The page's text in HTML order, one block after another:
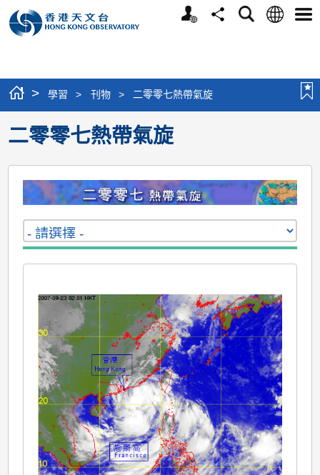
個
分
搜
語
選
> 學習 > 刊物 > 二零零七熱帶氣旋
二零零七熱帶氣旋